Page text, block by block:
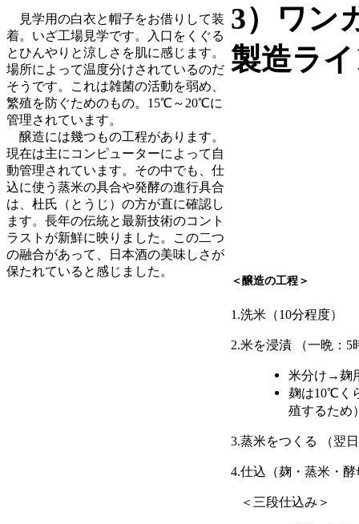
見学用の白衣と帽子をお借りして装
着。いざ工場見学です。入口をくぐる
とひんやりと涼しさを肌に感じます。
場所によって温度分けされているのだ
そうです。これは雑菌の活動を弱め、
繁殖を防ぐためのもの。15℃～20℃に
管理されています。
醸造には幾つもの工程があります。
現在は主にコンピューターによって自
動管理されています。その中でも、仕
込に使う蒸米の具合や発酵の進行具合
は、杜氏（とうじ）の方が直に確認し
ます。長年の伝統と最新技術のコント
ラストが新鮮に映りました。この二つ
の融合があって、日本酒の美味しさが
保たれていると感じました。
＜醸造の工程＞
1.洗米（10分程度）
2.米を浸漬 （一晩：5
米分け→麹
麹は10℃く
殖するため
3.蒸米をつくる （翌
4.仕込（麹・蒸米・
＜三段仕込み＞
3）ワン
製造ラ